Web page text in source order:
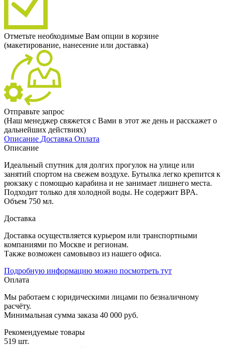
Отметьте необходимые Вам опции в корзине
(макетирование, нанесение или доставка)
Отправьте запрос
(Наш менеджер свяжется с Вами в этот же день и расскажет о
дальнейших действиях)
Описание Доставка Оплата
Описание
Идеальный спутник для долгих прогулок на улице или
занятий спортом на свежем воздухе. Бутылка легко крепится к
рюкзаку с помощью карабина и не занимает лишнего места.
Подходит только для холодной воды. Не содержит BPA.
Объем 750 мл.
Доставка
Доставка осуществляется курьером или транспортными
компаниями по Москве и регионам.
Также возможен самовывоз из нашего офиса.
Подробную информацию можно посмотреть тут
Оплата
Мы работаем с юридическими лицами по безналичному
расчёту.
Минимальная сумма заказа 40 000 руб.
Рекомендуемые товары
519 шт.